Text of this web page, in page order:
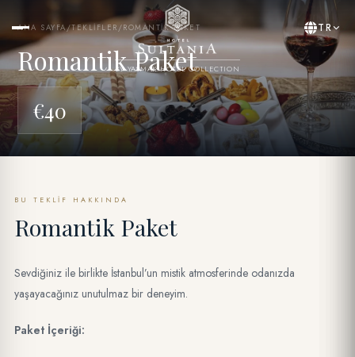
BY YASMAK HOTEL COLLECTION
TR
ANA SAYFA/TEKLIFLER/ROMANTIK PAKET
Romantik Paket
€40
BU TEKLIF HAKKINDA
Romantik Paket
Sevdiğiniz ile birlikte İstanbul’un mistik atmosferinde odanızda
yaşayacağınız unutulmaz bir deneyim.
Paket İçeriği: